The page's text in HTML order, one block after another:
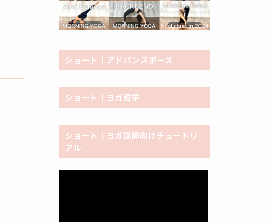
ショート｜アドバンスポーズ
ショート｜ヨガ哲学
ショート｜ヨガ講師向けチュートリ
アル